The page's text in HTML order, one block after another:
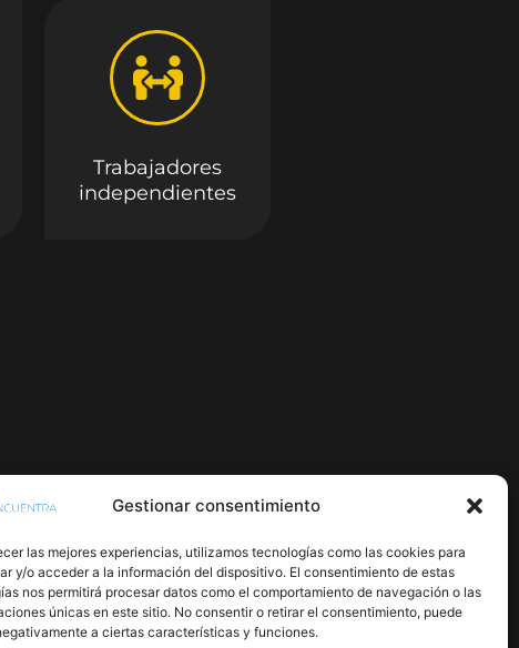
Gestionar consentimiento
las mejores experiencias, utilizamos tecnologías como las cookies para
y/o acceder a la información del dispositivo. El consentimiento de estas
nos permitirá procesar datos como el comportamiento de navegación o las
únicas en este sitio. No consentir o retirar el consentimiento, puede
a ciertas características y funciones.
Trabajadores
independientes